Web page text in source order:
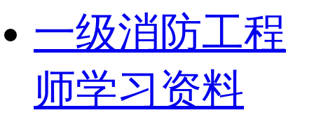
一级消防工程
师学习资料